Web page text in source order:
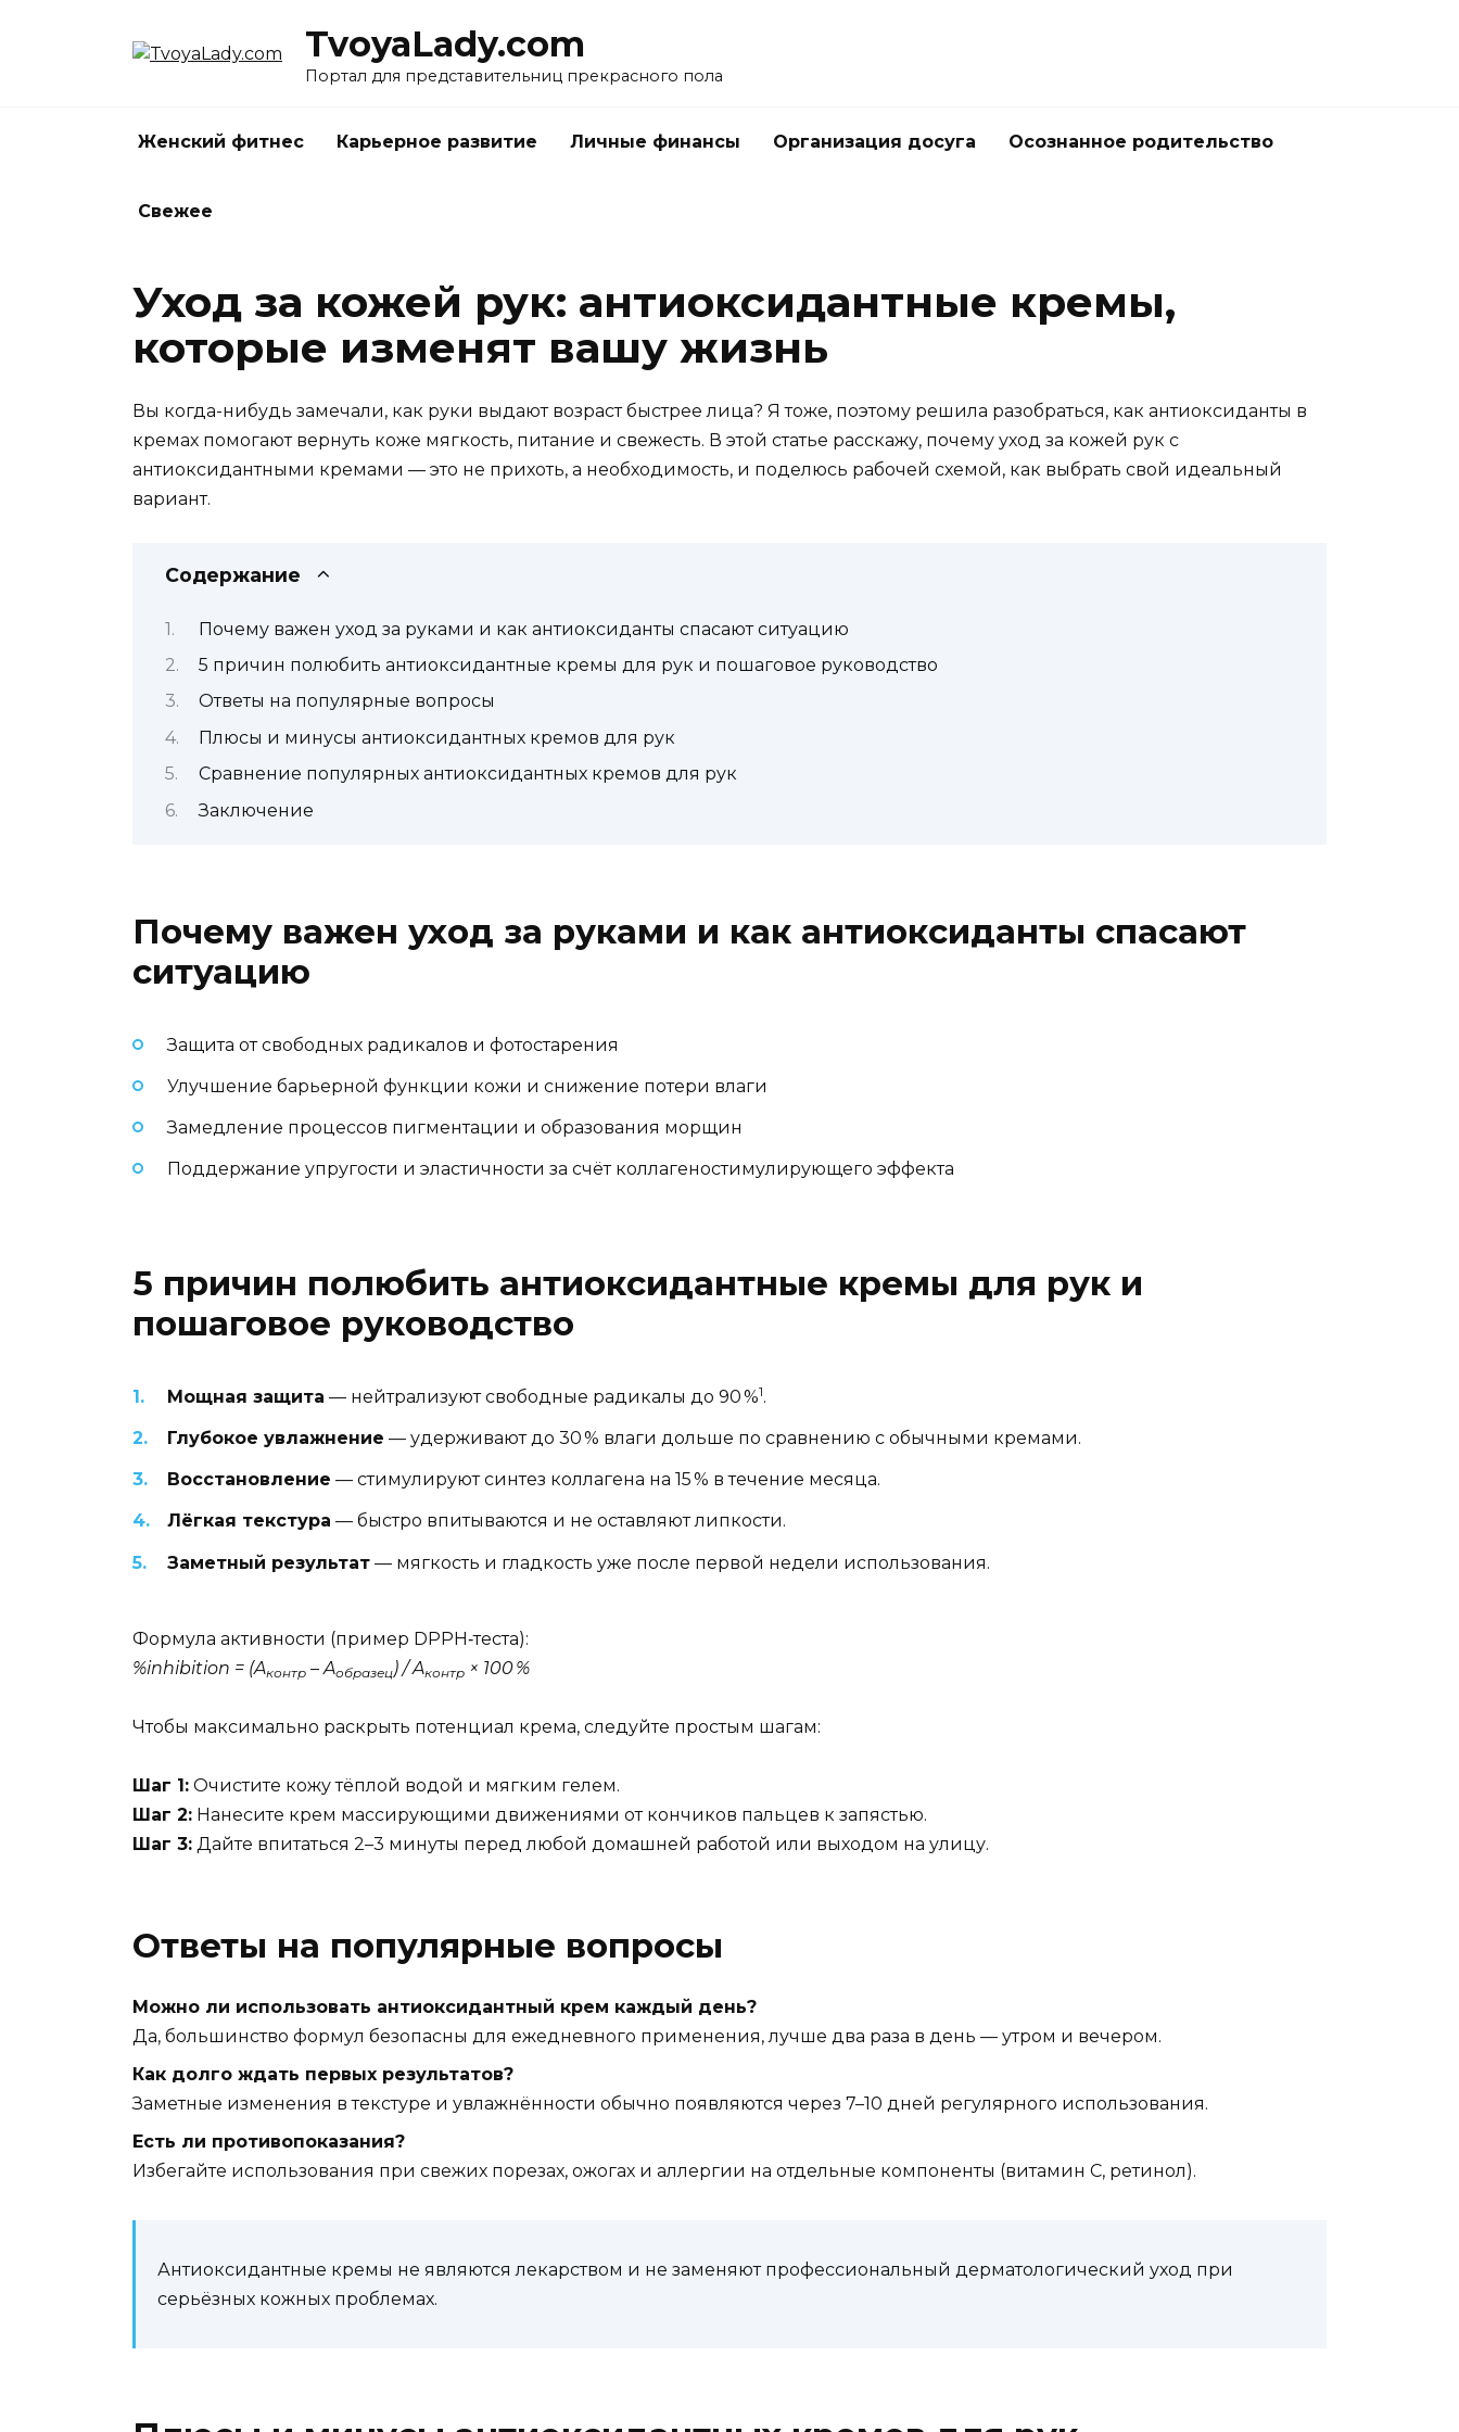
TvoyaLady.com
Портал для представительниц прекрасного пола
Женский фитнес Карьерное развитие Личные финансы Организация досуга Осознанное родительство
Свежее
Уход за кожей рук: антиоксидантные кремы,
которые изменят вашу жизнь
Вы когда-нибудь замечали, как руки выдают возраст быстрее лица? Я тоже, поэтому решила разобраться, как антиоксиданты в
кремах помогают вернуть коже мягкость, питание и свежесть. В этой статье расскажу, почему уход за кожей рук с
антиоксидантными кремами — это не прихоть, а необходимость, и поделюсь рабочей схемой, как выбрать свой идеальный
вариант.
Содержание
Почему важен уход за руками и как антиоксиданты спасают ситуацию
5 причин полюбить антиоксидантные кремы для рук и пошаговое руководство
Ответы на популярные вопросы
Плюсы и минусы антиоксидантных кремов для рук
Сравнение популярных антиоксидантных кремов для рук
Заключение
Почему важен уход за руками и как антиоксиданты спасают
ситуацию
Защита от свободных радикалов и фотостарения
Улучшение барьерной функции кожи и снижение потери влаги
Замедление процессов пигментации и образования морщин
Поддержание упругости и эластичности за счёт коллагеностимулирующего эффекта
5 причин полюбить антиоксидантные кремы для рук и
пошаговое руководство
Мощная защита — нейтрализуют свободные радикалы до 90 %1.
Глубокое увлажнение — удерживают до 30 % влаги дольше по сравнению с обычными кремами.
Восстановление — стимулируют синтез коллагена на 15 % в течение месяца.
Лёгкая текстура — быстро впитываются и не оставляют липкости.
Заметный результат — мягкость и гладкость уже после первой недели использования.
Формула активности (пример DPPH‑теста):
%inhibition = (Aконтр – Aобразец) / Aконтр × 100 %
Чтобы максимально раскрыть потенциал крема, следуйте простым шагам:
Шаг 1: Очистите кожу тёплой водой и мягким гелем.
Шаг 2: Нанесите крем массирующими движениями от кончиков пальцев к запястью.
Шаг 3: Дайте впитаться 2–3 минуты перед любой домашней работой или выходом на улицу.
Ответы на популярные вопросы
Можно ли использовать антиоксидантный крем каждый день?
Да, большинство формул безопасны для ежедневного применения, лучше два раза в день — утром и вечером.
Как долго ждать первых результатов?
Заметные изменения в текстуре и увлажнённости обычно появляются через 7–10 дней регулярного использования.
Есть ли противопоказания?
Избегайте использования при свежих порезах, ожогах и аллергии на отдельные компоненты (витамин С, ретинол).
Антиоксидантные кремы не являются лекарством и не заменяют профессиональный дерматологический уход при
серьёзных кожных проблемах.